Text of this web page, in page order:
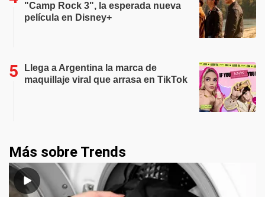
"Camp Rock 3", la esperada nueva
película en Disney+
Llega a Argentina la marca de
maquillaje viral que arrasa en TikTok
Más sobre Trends